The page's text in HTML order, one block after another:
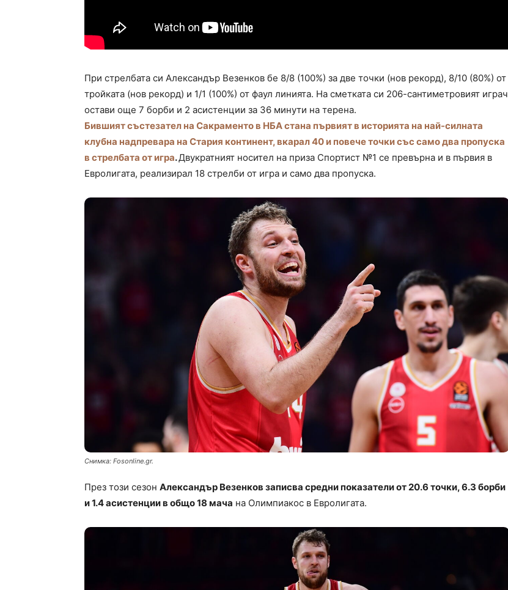
При стрелбата си Александър Везенков бе 8/8 (100%) за две точки (нов рекорд), 8/10 (80%) от
тройката (нов рекорд) и 1/1 (100%) от фаул линията. На сметката си 206-сантиметровият играч
остави още 7 борби и 2 асистенции за 36 минути на терена.
Бившият състезател на Сакраменто в НБА стана първият в историята на най-силната
клубна надпревара на Стария континент, вкарал 40 и повече точки със само два пропуска
в стрелбата от игра.Двукратният носител на приза Спортист №1 се превърна и в първия в
Евролигата, реализирал 18 стрелби от игра и само два пропуска.
Снимка: Fosonline.gr.
През този сезон Александър Везенков записва средни показатели от 20.6 точки, 6.3 борби
и 1.4 асистенции в общо 18 мача на Олимпиакос в Евролигата.